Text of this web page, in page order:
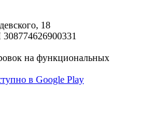
18
на функциональных